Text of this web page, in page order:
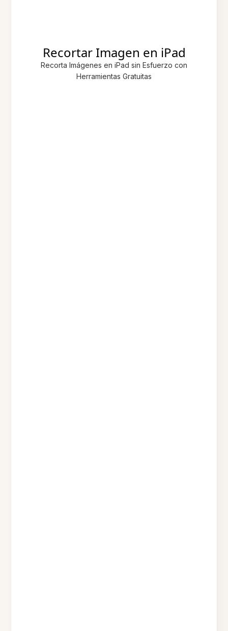
Recortar Imagen en iPad
Recorta Imágenes en iPad sin Esfuerzo con
Herramientas Gratuitas